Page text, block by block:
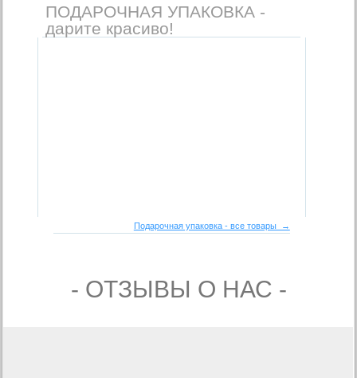
ПОДАРОЧНАЯ УПАКОВКА -
дарите красиво!
Подарочная упаковка - все товары →
- ОТЗЫВЫ О НАС -